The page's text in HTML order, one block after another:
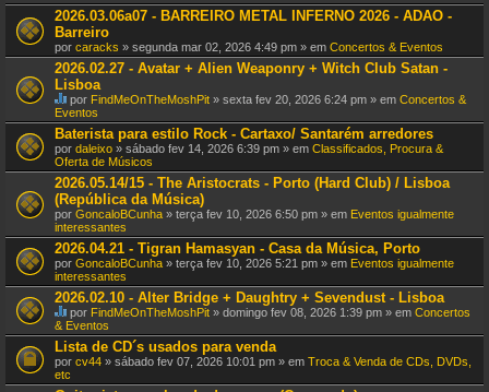
e
x
(
s
)
2026.03.06a07 - BARREIRO METAL INFERNO 2026 - ADAO -
Barreiro
por caracks » segunda mar 02, 2026 4:49 pm » em Concertos & Eventos
2026.02.27 - Avatar + Alien Weaponry + Witch Club Satan -
Lisboa
E
s
t
e
T
ó
p
i
c
o
t
e
m
u
m
a
v
o
t
a
ç
ã
por FindMeOnTheMoshPit » sexta fev 20, 2026 6:24 pm » em Concertos &
Eventos
Baterista para estilo Rock - Cartaxo/ Santarém arredores
por daleixo » sábado fev 14, 2026 6:39 pm » em Classificados, Procura &
Oferta de Músicos
2026.05.14/15 - The Aristocrats - Porto (Hard Club) / Lisboa
(República da Música)
por GoncaloBCunha » terça fev 10, 2026 6:50 pm » em Eventos igualmente
interessantes
2026.04.21 - Tigran Hamasyan - Casa da Música, Porto
por GoncaloBCunha » terça fev 10, 2026 5:21 pm » em Eventos igualmente
interessantes
2026.02.10 - Alter Bridge + Daughtry + Sevendust - Lisboa
E
s
t
e
T
ó
por FindMeOnTheMoshPit » domingo fev 08, 2026 1:39 pm » em Concertos
& Eventos
Lista de CD´s usados para venda
por cv44 » sábado fev 07, 2026 10:01 pm » em Troca & Venda de CDs, DVDs,
etc